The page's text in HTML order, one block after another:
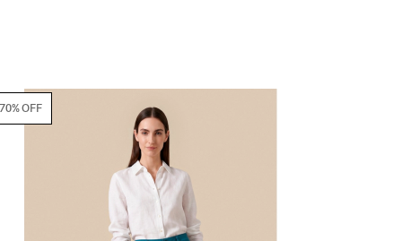
70% OFF